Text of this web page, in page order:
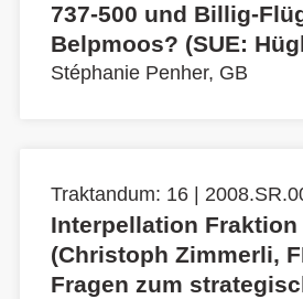
737-500 und Billig-
Belpmoos? (SUE:
Stéphanie Penher, GB
Traktandum: 16 |
Interpellation Fraktion
(Christoph Zimmerli,
Fragen zum